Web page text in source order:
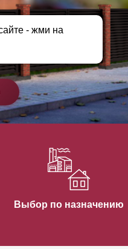
- жми на
Выбор по назначению